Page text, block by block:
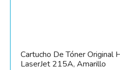
Cartucho De Tóner Original
LaserJet 215A, Amarillo